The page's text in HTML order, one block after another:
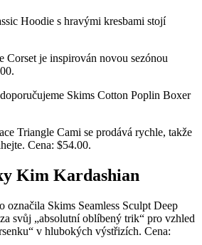
Hoodie s hravými kresbami stojí
Corset je inspirován novou sezónou
Skims Cotton Poplin Boxer
Triangle Cami se prodává rychle, takže
Cena: $54.00.
Kim Kardashian
označila Skims Seamless Sculpt Deep
svůj „absolutní oblíbený trik“ pro vzhled
v hlubokých výstřizích. Cena: